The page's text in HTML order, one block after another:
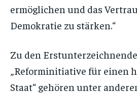
ermöglichen und das
Demokratie zu stärken.“
Zu den
„Reforminitiative für einen
Staat“ gehören unter